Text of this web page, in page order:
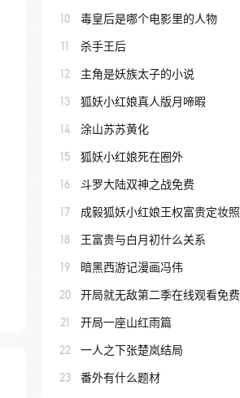
10 毒皇后是哪个电影里的人物
11 杀手王后
12 主角是妖族太子的小说
13 狐妖小红娘真人版月啼暇
14 涂山苏苏黄化
15 狐妖小红娘死在圈外
16 斗罗大陆双神之战免费
17 成毅狐妖小红娘王权富贵定妆照
18 王富贵与白月初什么关系
19 暗黑西游记漫画冯伟
20 开局就无敌第二季在线观看免费
21 开局一座山红雨篇
22 一人之下张楚岚结局
23 番外有什么题材